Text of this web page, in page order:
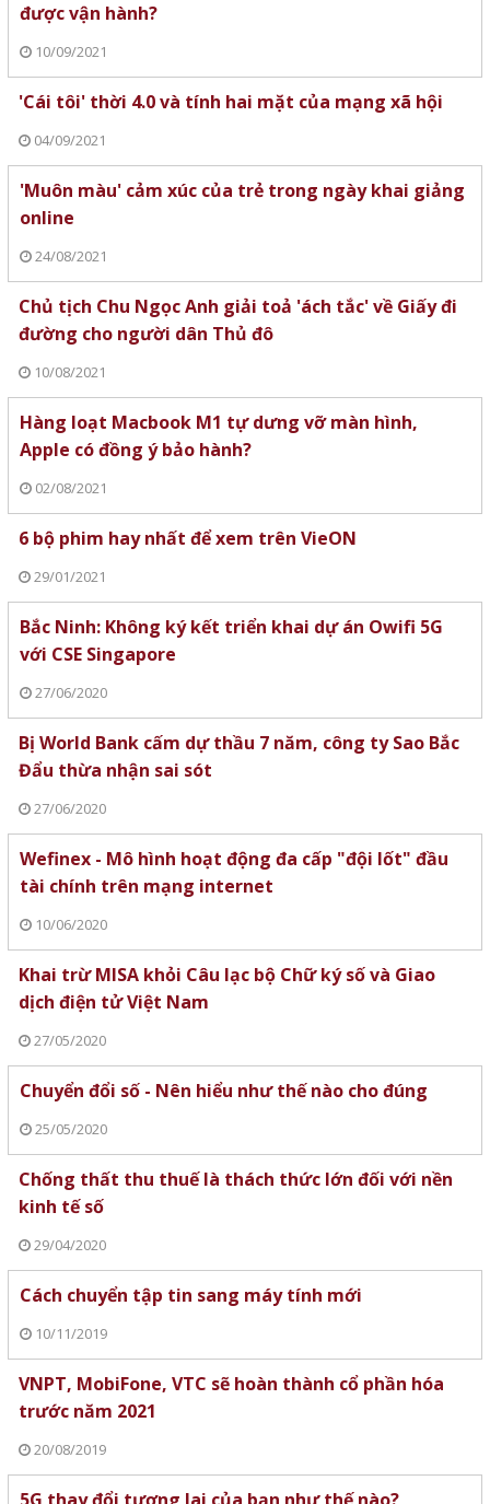
được vận hành?
10/09/2021
'Cái tôi' thời 4.0 và tính hai mặt của mạng xã hội
04/09/2021
'Muôn màu' cảm xúc của trẻ trong ngày khai giảng
online
24/08/2021
Chủ tịch Chu Ngọc Anh giải toả 'ách tắc' về Giấy đi
đường cho người dân Thủ đô
10/08/2021
Hàng loạt Macbook M1 tự dưng vỡ màn hình,
Apple có đồng ý bảo hành?
02/08/2021
6 bộ phim hay nhất để xem trên VieON
29/01/2021
Bắc Ninh: Không ký kết triển khai dự án Owifi 5G
với CSE Singapore
27/06/2020
Bị World Bank cấm dự thầu 7 năm, công ty Sao Bắc
Đẩu thừa nhận sai sót
27/06/2020
Wefinex - Mô hình hoạt động đa cấp "đội lốt" đầu
tài chính trên mạng internet
10/06/2020
Khai trừ MISA khỏi Câu lạc bộ Chữ ký số và Giao
dịch điện tử Việt Nam
27/05/2020
Chuyển đổi số - Nên hiểu như thế nào cho đúng
25/05/2020
Chống thất thu thuế là thách thức lớn đối với nền
kinh tế số
29/04/2020
Cách chuyển tập tin sang máy tính mới
10/11/2019
VNPT, MobiFone, VTC sẽ hoàn thành cổ phần hóa
trước năm 2021
20/08/2019